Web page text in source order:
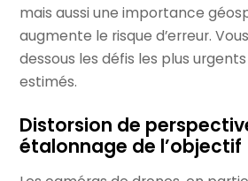
mais aussi une importance
augmente le risque d’erreur.
dessous les défis les plus
estimés.
Distorsion de
étalonnage de l’objectif